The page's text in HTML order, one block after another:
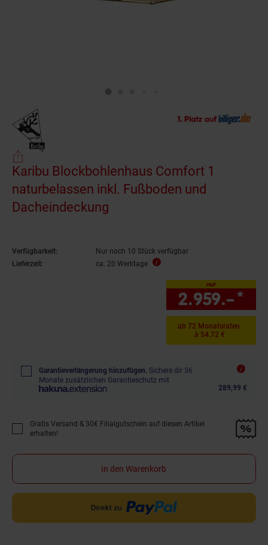
Karibu Blockbohlenhaus Comfort 1
naturbelassen inkl. Fußboden und
Dacheindeckung
Verfügbarkeit:
Nur noch 10 Stück verfügbar
Lieferzeit:
ca. 20 Werktage
nur
2.959.–*
ab 72 Monatsraten
à 54.72 €
Garantieverlängerung hinzufügen. Sichere dir 36
Monate zusätzlichen Garantieschutz mit
289,99 €
Promotion "Gratis Versand &amp; 30€ Filialgutschein auf diesen Artikel
Gratis Versand & 30€ Filialgutschein auf diesen Artikel
erhalten!
In den Warenkorb